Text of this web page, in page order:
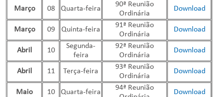
Março 08 Quarta-feira
90ª Reunião
Ordinária
Download
Março 09 Quinta-feira
91ª Reunião
Ordinária
Download
Abril 10
Segunda-
feira
92ª Reunião
Ordinária
Download
Abril 11 Terça-feira
93ª Reunião
Ordinária
Download
Maio 10 Quarta-feira
94ª Reunião
Download